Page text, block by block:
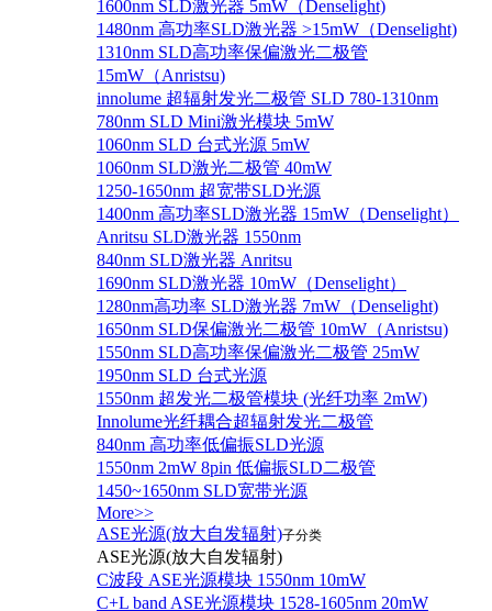
1600nm SLD激光器 5mW（Denselight)
1480nm 高功率SLD激光器 >15mW（Denselight)
1310nm SLD高功率保偏激光二极管
15mW（Anristsu)
innolume 超辐射发光二极管 SLD 780-1310nm
780nm SLD Mini激光模块 5mW
1060nm SLD 台式光源 5mW
1060nm SLD激光二极管 40mW
1250-1650nm 超宽带SLD光源
1400nm 高功率SLD激光器 15mW（Denselight）
Anritsu SLD激光器 1550nm
840nm SLD激光器 Anritsu
1690nm SLD激光器 10mW（Denselight）
1280nm高功率 SLD激光器 7mW（Denselight)
1650nm SLD保偏激光二极管 10mW（Anristsu)
1550nm SLD高功率保偏激光二极管 25mW
1950nm SLD 台式光源
1550nm 超发光二极管模块 (光纤功率 2mW)
Innolume光纤耦合超辐射发光二极管
840nm 高功率低偏振SLD光源
1550nm 2mW 8pin 低偏振SLD二极管
1450~1650nm SLD宽带光源
More>>
ASE光源(放大自发辐射)子分类
ASE光源(放大自发辐射)
C波段 ASE光源模块 1550nm 10mW
C+L band ASE光源模块 1528-1605nm 20mW